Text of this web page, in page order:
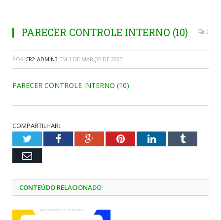
PARECER CONTROLE INTERNO (10) 0
POR CR2-ADMIN3 EM 3 DE MARÇO DE 2023
PARECER CONTROLE INTERNO (10)
COMPARTILHAR:
TwitterFacebookGoogle+PinterestLinkedInTumblr
Email
CONTEÚDO RELACIONADO